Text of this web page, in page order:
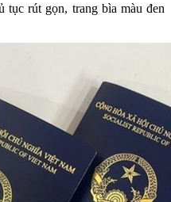
tục rút gọn, trang bìa màu đen